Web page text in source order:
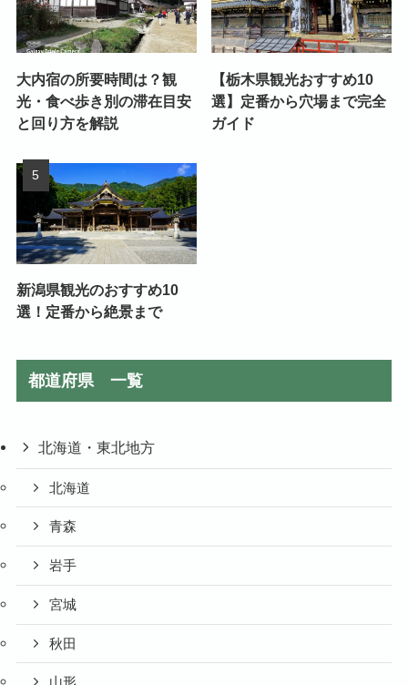
大内宿の所要時間は？観
光・食べ歩き別の滞在目安
と回り方を解説
【栃木県観光おすすめ10
選】定番から穴場まで完全
ガイド
新潟県観光のおすすめ10
選！定番から絶景まで
都道府県 一覧
北海道・東北地方
北海道
青森
岩手
宮城
秋田